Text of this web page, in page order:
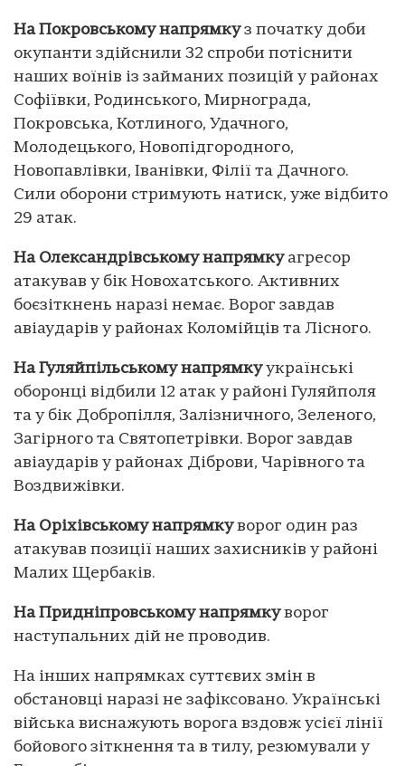
На Покровському напрямкуз початку доби
окупанти здійснили 32 спроби потіснити
наших воїнів із займаних позицій у районах
Софіївки, Родинського, Мирнограда,
Покровська, Котлиного, Удачного,
Молодецького, Новопідгородного,
Новопавлівки, Іванівки, Філії та Дачного.
Сили оборони стримують натиск, уже відбито
29 атак.
На Олександрівському напрямкуагресор
атакував у бік Новохатського. Активних
боєзіткнень наразі немає. Ворог завдав
авіаударів у районах Коломійців та Лісного.
На Гуляйпільському напрямкуукраїнські
оборонці відбили 12 атак у районі Гуляйполя
та у бік Добропілля, Залізничного, Зеленого,
Загірного та Святопетрівки. Ворог завдав
авіаударів у районах Діброви, Чарівного та
Воздвижівки.
На Оріхівському напрямкуворог один раз
атакував позиції наших захисників у районі
Малих Щербаків.
На Придніпровському напрямкуворог
наступальних дій не проводив.
На інших напрямках суттєвих змін в
обстановці наразі не зафіксовано. Українські
війська виснажують ворога вздовж усієї лінії
бойового зіткнення та в тилу, резюмували у